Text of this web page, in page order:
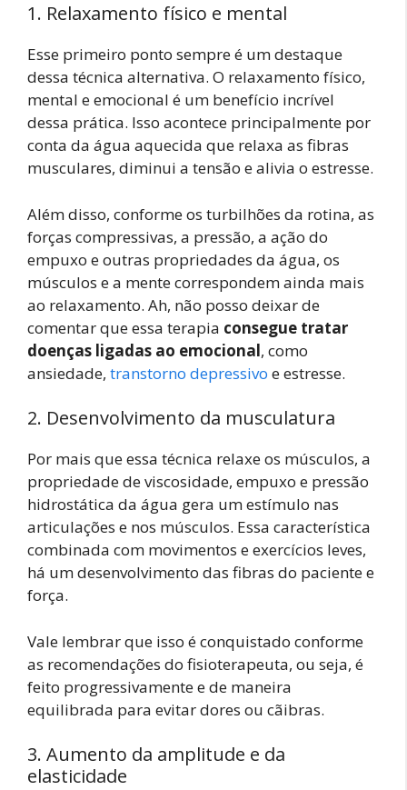
1. Relaxamento físico e mental
Esse primeiro ponto sempre é um destaque
dessa técnica alternativa. O relaxamento físico,
mental e emocional é um benefício incrível
dessa prática. Isso acontece principalmente por
conta da água aquecida que relaxa as fibras
musculares, diminui a tensão e alivia o estresse.
Além disso, conforme os turbilhões da rotina, as
forças compressivas, a pressão, a ação do
empuxo e outras propriedades da água, os
músculos e a mente correspondem ainda mais
ao relaxamento. Ah, não posso deixar de
comentar que essa terapia consegue tratar
doenças ligadas ao emocional, como
ansiedade, transtorno depressivo e estresse.
2. Desenvolvimento da musculatura
Por mais que essa técnica relaxe os músculos, a
propriedade de viscosidade, empuxo e pressão
hidrostática da água gera um estímulo nas
articulações e nos músculos. Essa característica
combinada com movimentos e exercícios leves,
há um desenvolvimento das fibras do paciente e
força.
Vale lembrar que isso é conquistado conforme
as recomendações do fisioterapeuta, ou seja, é
feito progressivamente e de maneira
equilibrada para evitar dores ou cãibras.
3. Aumento da amplitude e da
elasticidade